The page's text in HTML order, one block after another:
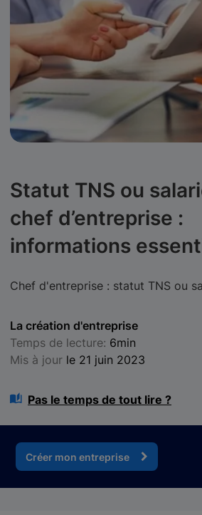
Statut TNS ou
chef d’entreprise :
informations
Chef d'entreprise : statut TNS ou
La création d'entreprise
Temps de lecture: 6min
Mis à jour le 21 juin 2023
Pas le temps de tout lire ?
Créer mon entreprise